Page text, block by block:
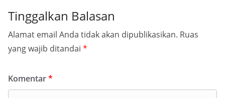
Tinggalkan Balasan
Alamat email Anda tidak akan dipublikasikan. Ruas
yang wajib ditandai *
Komentar*